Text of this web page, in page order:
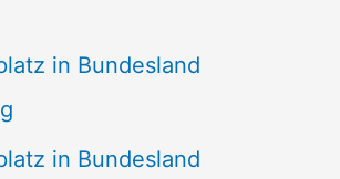
in Bundesland
in Bundesland